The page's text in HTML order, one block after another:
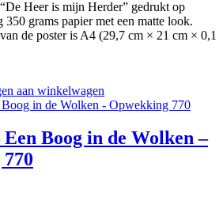
Heer is mijn Herder” gedrukt op
350 grams papier met een matte look.
de poster is A4 (29,7 cm × 21 cm × 0,1
aan winkelwagen
Boog in de Wolken –